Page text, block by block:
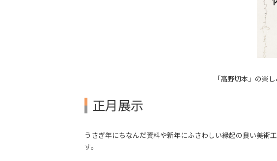
「高野切本」の楽
正月展示
うさぎ年にちなんだ資料や新年にふさわしい縁起の良い美術
す。